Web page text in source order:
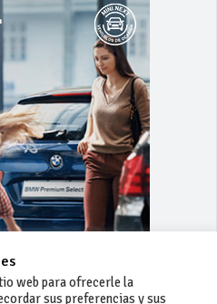
web para ofrecerle la
sus preferencias y sus